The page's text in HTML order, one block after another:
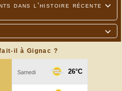

dans l'histoire récente

fait-il à Gignac ?